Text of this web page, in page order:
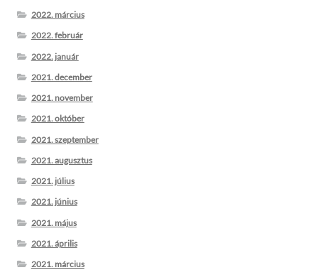
2022. március
2022. február
2022. január
2021. december
2021. november
2021. október
2021. szeptember
2021. augusztus
2021. július
2021. június
2021. május
2021. április
2021. március